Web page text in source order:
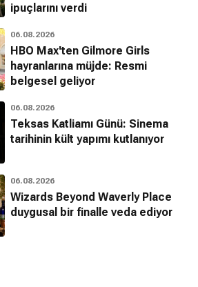
ipuçlarını verdi
06.08.2026
HBO Max'ten Gilmore Girls
hayranlarına müjde: Resmi
belgesel geliyor
06.08.2026
Teksas Katliamı Günü: Sinema
tarihinin kült yapımı kutlanıyor
06.08.2026
Wizards Beyond Waverly Place
duygusal bir finalle veda ediyor